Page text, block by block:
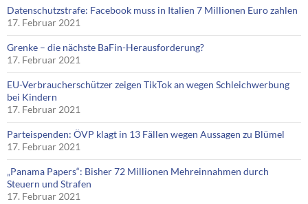
Datenschutzstrafe: Facebook muss in Italien 7 Millionen Euro zahlen
17. Februar 2021
Grenke – die nächste BaFin-Herausforderung?
17. Februar 2021
EU-Verbraucherschützer zeigen TikTok an wegen Schleichwerbung
bei Kindern
17. Februar 2021
Parteispenden: ÖVP klagt in 13 Fällen wegen Aussagen zu Blümel
17. Februar 2021
„Panama Papers“: Bisher 72 Millionen Mehreinnahmen durch
Steuern und Strafen
17. Februar 2021